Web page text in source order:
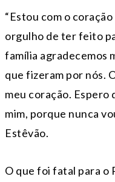
“Estou com o
orgulho de ter feito
família agradecemos
que fizeram por nós.
meu coração. Espero
mim, porque nunca
Estêvão.
O que foi fatal para o